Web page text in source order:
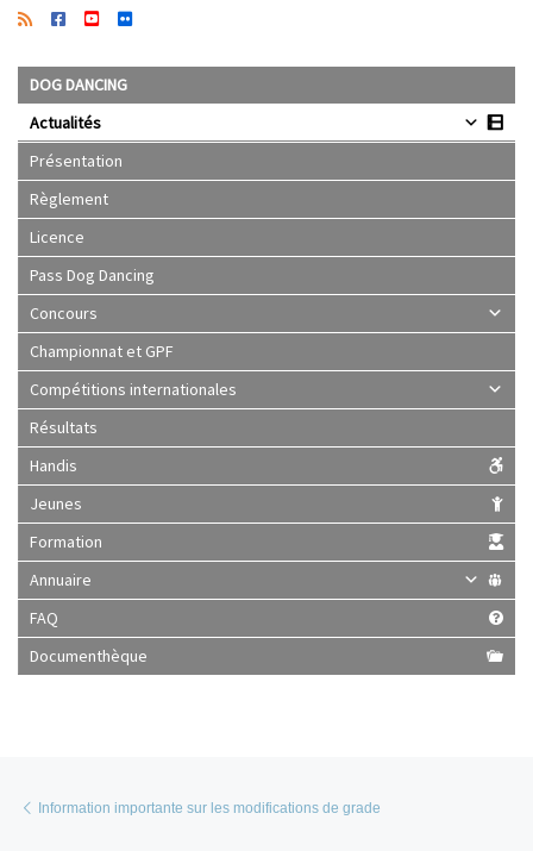
DOG DANCING
Actualités
Présentation
Règlement
Licence
Pass Dog Dancing
Concours
Championnat et GPF
Compétitions internationales
Résultats
Handis
Jeunes
Formation
Annuaire
FAQ
Documenthèque
Parcourir les articles
Information importante sur les modifications de grade